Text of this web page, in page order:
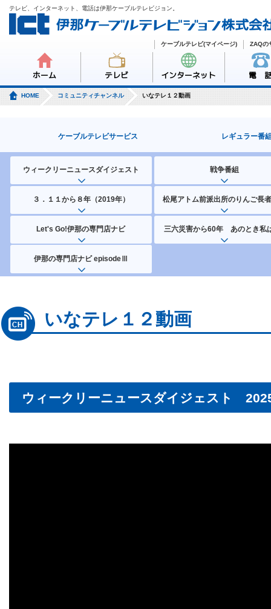
テレビ、インターネット、電話は伊那ケーブルテレビジョン。
ホーム テレビ インターネット 電
ZAQの
ケーブルテレビ(マイページ)
HOME コミュニティチャンネル いなテレ１２動画
ケーブルテレビサービス レギュラー番
ウィークリーニュースダイジェスト 戦争番組
３．１１から８年（2019年） 松尾アトム前派出所のりんご長
Let's Go!伊那の専門店ナビ 三六災害から60年 あのとき私
伊那の専門店ナビ episodeⅢ
いなテレ１２動画
ウィークリーニュースダイジェスト